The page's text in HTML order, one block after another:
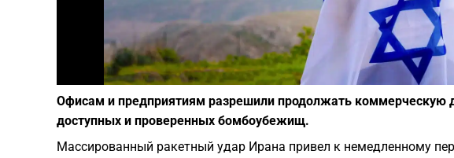
Офисам и предприятиям разрешили продолжать коммерческую
доступных и проверенных бомбоубежищ.
Массированный ракетный удар Ирана привел к немедленному